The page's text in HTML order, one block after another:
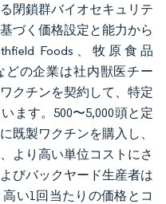
閉鎖群バイオセキュリテ
づく価格設定と能力から
Foods、牧原食品
どの企業は社内獣医チー
クチンを契約して、特定
ます。500〜5,000頭と定
既製ワクチンを購入し、
より高い単位コストにさ
びバックヤード生産者は
い1回当たりの価格とコ